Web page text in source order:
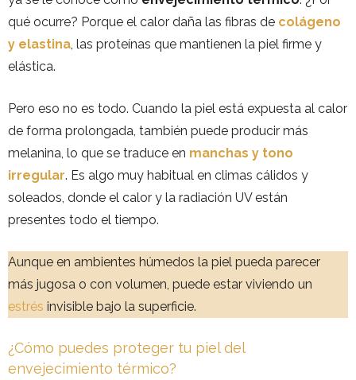
qué ocurre? Porque el calor daña las fibras de colágeno
y elastina , las proteínas que mantienen la piel firme y
elástica.
Pero eso no es todo. Cuando la piel está expuesta al calor
de forma prolongada, también puede producir más
melanina, lo que se traduce en manchas y tono
irregular. Es algo muy habitual en climas cálidos y
soleados, donde el calor y la radiación UV están
presentes todo el tiempo.
Aunque en ambientes húmedos la piel pueda parecer
más jugosa o con volumen, puede estar viviendo un
estrés invisible bajo la superficie.
¿Cómo puedes proteger tu piel del
envejecimiento térmico?